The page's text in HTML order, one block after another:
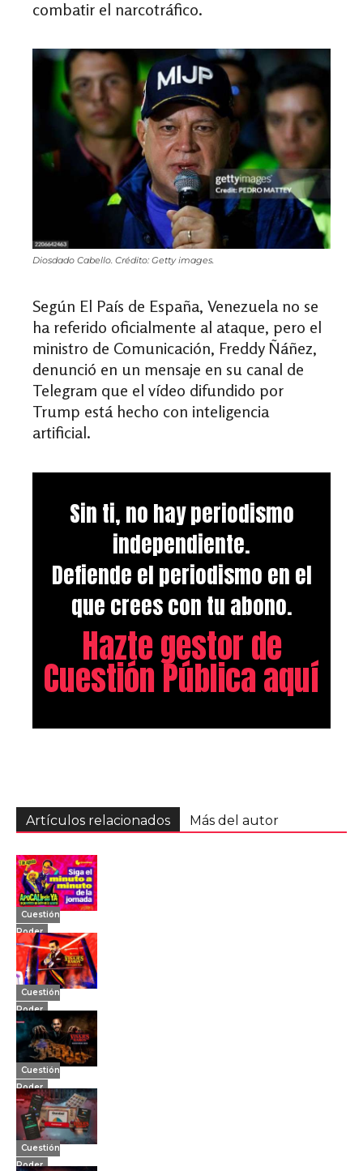
combatir el narcotráfico.
Diosdado Cabello. Crédito: Getty images.
Según El País de España, Venezuela no se
ha referido oficialmente al ataque, pero el
ministro de Comunicación, Freddy Ñáñez,
denunció en un mensaje en su canal de
Telegram que el vídeo difundido por
Trump está hecho con inteligencia
artificial.
Sin ti, no hay periodismo
independiente.
Defiende el periodismo en el
que crees con tu abono.
Hazte gestor de
Cuestión Pública aquí
Artículos relacionados Más del autor
Cuestión
Poder
Cuestión
Poder
Cuestión
Poder
Cuestión
Poder